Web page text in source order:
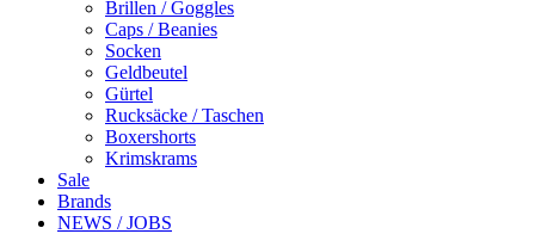
Brillen / Goggles
Caps / Beanies
Socken
Geldbeutel
Gürtel
Rucksäcke / Taschen
Boxershorts
Krimskrams
Sale
Brands
NEWS / JOBS